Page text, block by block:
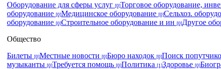
Оборудование для сферы услуг [0]Торговое оборудование,
оборудование [0]Медицинское оборудование [0]Сельхоз.
оборудование [0]Строительное оборудование и ин [0]Другое
Общество
Билеты [0]Местные новости [0]Бюро находок [0]Поиск
музыканты [0]Требуется помощь [0]Политика [1]Здоровье [0]